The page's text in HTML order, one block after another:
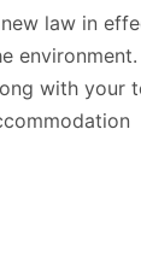
law in
with your